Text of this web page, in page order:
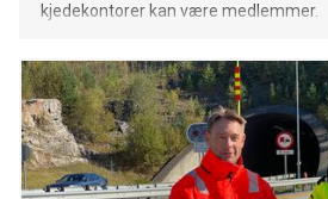
kjedekontorer kan være medlemmer.